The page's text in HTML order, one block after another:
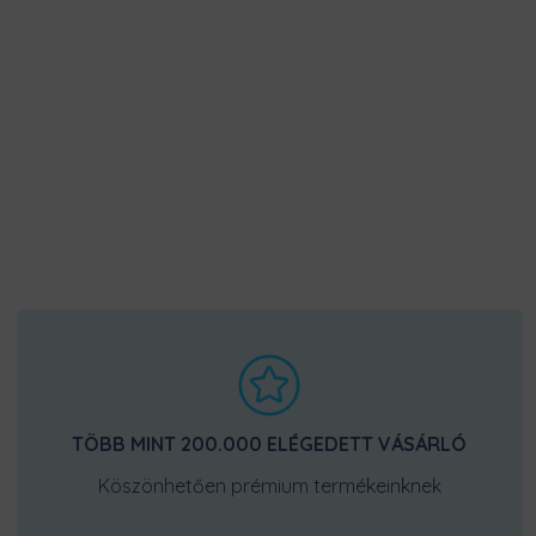
TÖBB MINT 200.000 ELÉGEDETT VÁSÁRLÓ
Köszönhetően prémium termékeinknek